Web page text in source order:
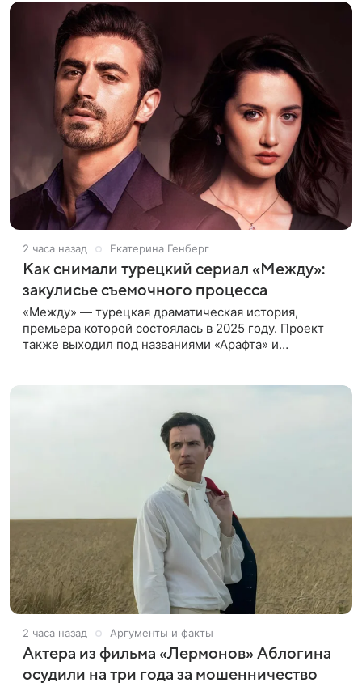
2 часа назад Екатерина Генберг
Как снимали турецкий сериал «Между»:
закулисье съемочного процесса
«Между» — турецкая драматическая история,
премьера которой состоялась в 2025 году. Проект
также выходил под названиями «Арафта» и
2 часа назад Аргументы и факты
Актера из фильма «Лермонов» Аблогина
осудили на три года за мошенничество